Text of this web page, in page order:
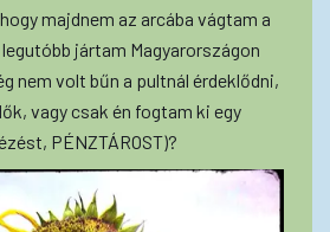
majdnem az arcába vágtam a
jártam Magyarországon
nem volt bűn a pultnál érdeklődni,
vagy csak én fogtam ki egy
PÉNZTÁROST)?